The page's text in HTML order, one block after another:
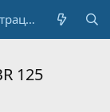
Регистрация
125